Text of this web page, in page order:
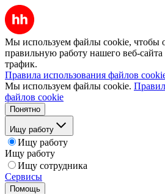
Мы используем файлы cookie, чтобы
правильную работу нашего веб-сайта
трафик.
Правила использования файлов
Мы используем файлы cookie.
файлов cookie
Понятно
Ищу работу
Ищу работу
Ищу работу
Ищу сотрудника
Сервисы
Помощь